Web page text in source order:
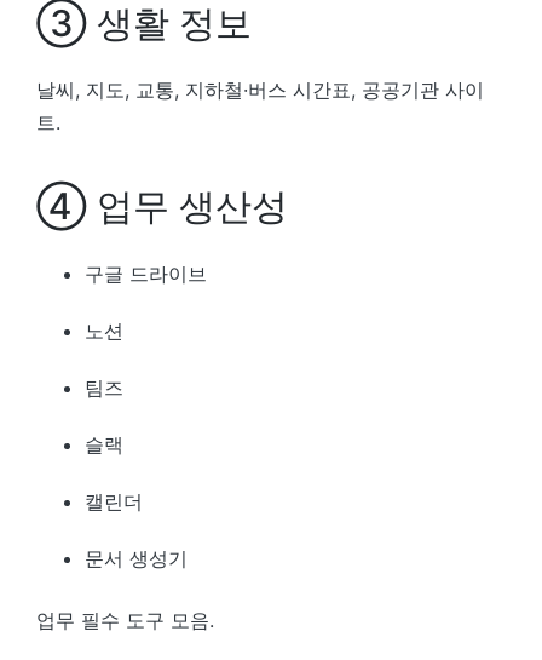
③ 생활 정보
날씨, 지도, 교통, 지하철·버스 시간표, 공공기관 사이
트.
④ 업무 생산성
구글 드라이브
노션
팀즈
슬랙
캘린더
문서 생성기
업무 필수 도구 모음.